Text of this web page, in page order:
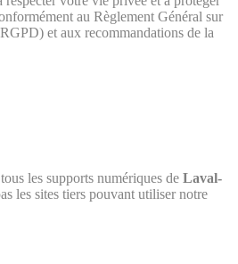
au Règlement Général sur
et aux recommandations de la
les supports numériques de Laval-
les sites tiers pouvant utiliser notre